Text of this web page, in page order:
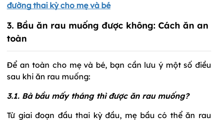
đường thai kỳ cho mẹ và bé
3. Bầu ăn rau muống được không: Cách ăn an
toàn
Để an toàn cho mẹ và bé, bạn cần lưu ý một số điều
sau khi ăn rau muống:
3.1. Bà bầu mấy tháng thì được ăn rau muống?
Từ giai đoạn đầu thai kỳ đầu, mẹ bầu có thể ăn rau